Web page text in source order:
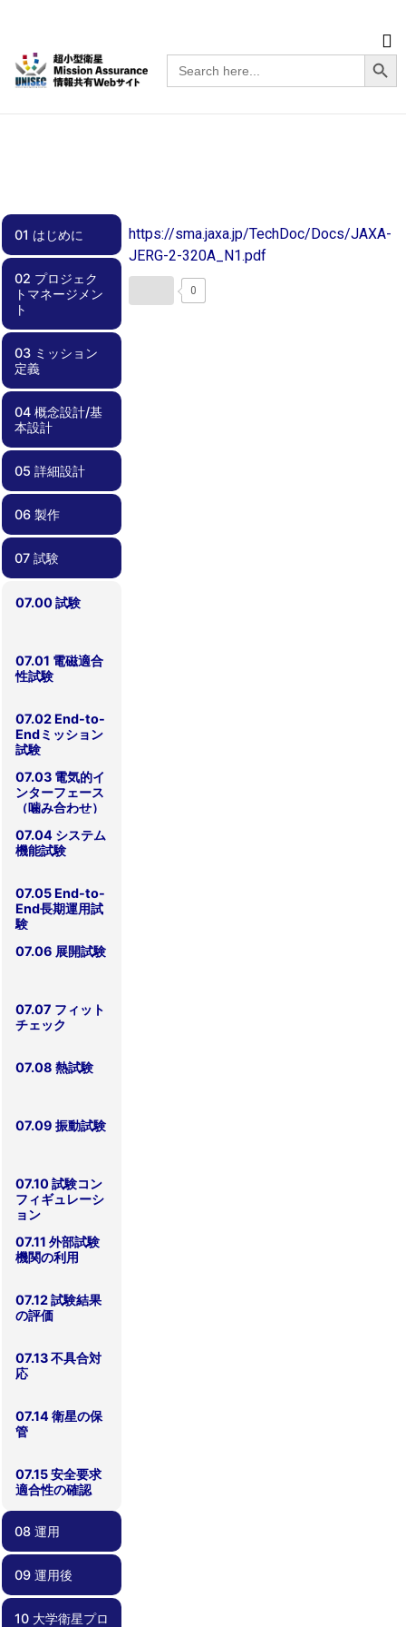
Search
for:
01 はじめに
01.00 はじめに
02 プロジェク
トマネージメン
ト
02.00 プロジェ
クトマネージメ
02.01 スケジュ
ール管理
02.02 チーム体
制
02.03 効率化
02.04 周波数調
整・電波免許
02.05 安全要求
への適合
02.06 文書管理
02.07 不具合管
理
02.08 外部ステ
ークホルダとの
02.09 資金計画
03 ミッション
定義
03.00 ミッショ
ン定義
03.01 実現性
03.02 サクセス
クライテリア
03.03 ミッショ
ンシナリオ
03.04 リスク管
理
04 概念設計/基
本設計
04.00 概念設
04.01 要求管理
04.02 過去のプ
04.03 安全要求
04.04 検証計
05 詳細設計
05.00 詳細設計
05.01 部品・コ
05.02 リスク管
05.03 死なない
05.04 過剰な保
05.05 設計変更
05.06 運用しや
05.07 試験しや
05.08 設計根拠
05.09 フライト
05.10 安全要求
06 製作
06.00 製作
06.01 品質管理
06.02 作業外注
06.03 安全要求
07 試験
07.00 試験
07.01 電磁適合
性試験
07.02 End-to-
Endミッション
試験
07.03 電気的イ
ンターフェース
（噛み合わせ）
07.04 システム
機能試験
07.05 End-to-
End長期運用試
験
07.06 展開試験
07.07 フィット
チェック
07.08 熱試験
07.09 振動試験
07.10 試験コン
フィギュレーシ
ョン
07.11 外部試験
機関の利用
07.12 試験結果
の評価
07.13 不具合対
応
07.14 衛星の保
管
07.15 安全要求
適合性の確認
08 運用
08.00 運用
08.01 地上系準
08.02 運用計画
08.03 不具合対
09 運用後
09.00 運用後
09.01 レッスン
09.02 記録化と
09.03 ノウハウ
10 大学衛星プロ
https://sma.jaxa.jp/TechDoc/Docs/JAXA-
JERG-2-320A_N1.pdf
0